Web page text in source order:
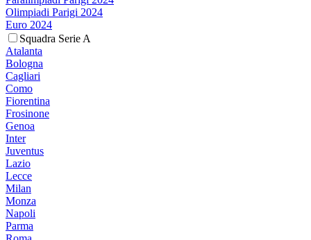
Olimpiadi Parigi 2024
Euro 2024
Squadra Serie A
Atalanta
Bologna
Cagliari
Como
Fiorentina
Frosinone
Genoa
Inter
Juventus
Lazio
Lecce
Milan
Monza
Napoli
Parma